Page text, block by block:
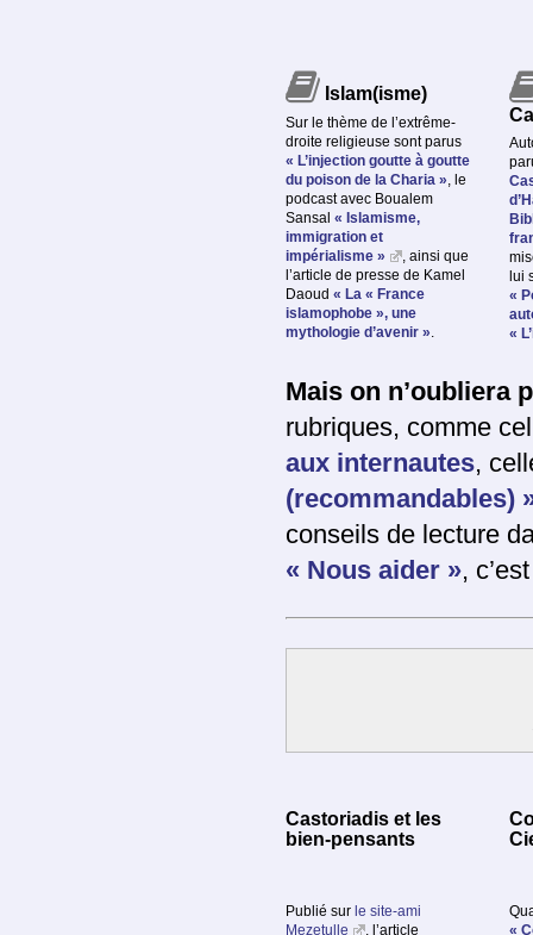
Islam(isme)
Sur le thème de l’extrême-
droite religieuse sont parus
« L’injection goutte à goutte
du poison de la Charia », le
podcast avec Boualem
Sansal « Islamisme,
immigration et
impérialisme »
, ainsi que
l’article de presse de Kamel
Daoud « La « France
islamophobe », une
mythologie d’avenir ».
lui
«
«
Mais on n’oubliera
rubriques, comme
aux internautes,
(recommandables)
conseils de lecture
« Nous aider »,
Castoriadis et les
bien-pensants
Publié sur le site-ami
Mezetulle
, l’article
«